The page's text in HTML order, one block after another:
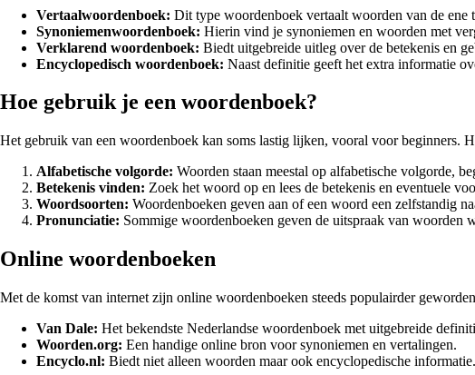
Vertaalwoordenboek: Dit type woordenboek vertaalt woorden van de ene
Synoniemenwoordenboek: Hierin vind je synoniemen en woorden met
Verklarend woordenboek: Biedt uitgebreide uitleg over de betekenis en
Encyclopedisch woordenboek: Naast definitie geeft het extra informatie
Hoe gebruik je een woordenboek?
Het gebruik van een woordenboek kan soms lastig lijken, vooral voor beginners.
Alfabetische volgorde: Woorden staan meestal op alfabetische volgorde,
Betekenis vinden: Zoek het woord op en lees de betekenis en eventuele
Woordsoorten: Woordenboeken geven aan of een woord een zelfstandig
Pronunciatie: Sommige woordenboeken geven de uitspraak van woorden
Online woordenboeken
Met de komst van internet zijn online woordenboeken steeds populairder
Van Dale: Het bekendste Nederlandse woordenboek met uitgebreide
Woorden.org: Een handige online bron voor synoniemen en vertalingen.
Encyclo.nl: Biedt niet alleen woorden maar ook encyclopedische informatie.